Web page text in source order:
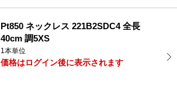
Pt850 ネックレス 221B2SDC4 全長
40cm 調5XS
1本単位
価格はログイン後に表示されます